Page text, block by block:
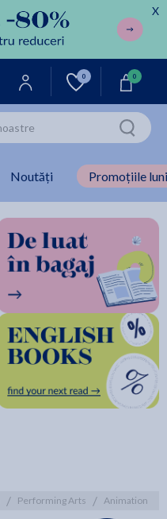
X
0 0
Noutăți Promoțiile
/ Performing Arts / Animation